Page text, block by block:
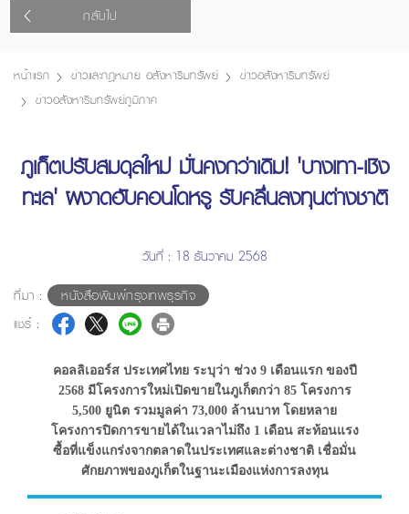
กลับไป
หน้าแรก ข่าวและกฎหมาย อสังหาริมทรัพย์
ข่าวอสังหาริมทรัพย์
ข่าวอสังหาริมทรัพย์ภูมิภาค
ภูเก็ตปรับสมดุลใหม่ มั่นคงกว่าเดิม! 'บางเทา-เชิง
ทะเล' ผงาดฮับคอนโดหรู รับคลื่นลงทุนต่างชาติ
วันที่ : 18 ธันวาคม 2568
ที่มา :
หนังสือพิมพ์กรุงเทพธุรกิจ
แชร์ :
คอลลิเออร์ส ประเทศไทย ระบุว่า ช่วง 9 เดือนแรก ของปี
2568 มีโครงการใหม่เปิดขายในภูเก็ตกว่า 85 โครงการ
5,500 ยูนิต รวมมูลค่า 73,000 ล้านบาท โดยหลาย
โครงการปิดการขายได้ในเวลาไม่ถึง 1 เดือน สะท้อนแรง
ซื้อที่แข็งแกร่งจากตลาดในประเทศและต่างชาติ เชื่อมั่น
ศักยภาพของภูเก็ตในฐานะเมืองแห่งการลงทุน